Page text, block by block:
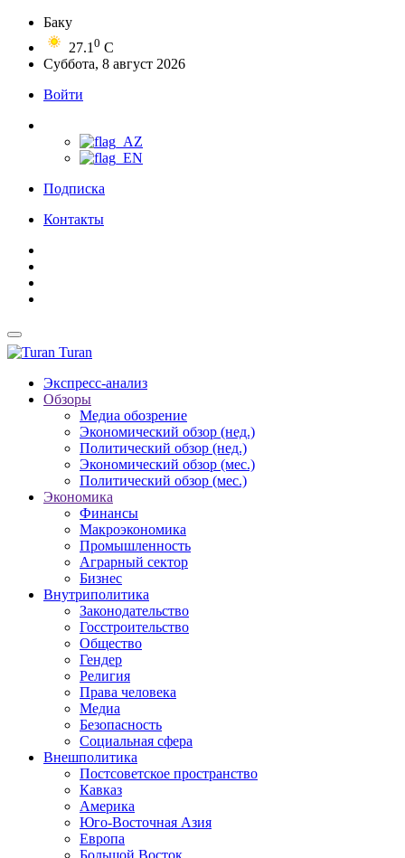
Баку
27.1 0 C
Суббота, 8 август 2026
Войти
Подписка
Контакты
Turan
Экспресс-анализ
Обзоры
Медиа обозрение
Экономический обзор (нед.)
Политический обзор (нед.)
Экономический обзор (мес.)
Политический обзор (мес.)
Экономика
Финансы
Макроэкономика
Промышленность
Аграрный сектор
Бизнес
Внутриполитика
Законодательство
Госстроительство
Общество
Гендер
Религия
Права человека
Медиа
Безопасность
Социальная сфера
Внешполитика
Постсоветское пространство
Кавказ
Америка
Юго-Восточная Азия
Европа
Большой Восток